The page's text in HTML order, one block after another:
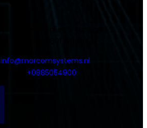
info@marcomsystems.nl
+0885054900